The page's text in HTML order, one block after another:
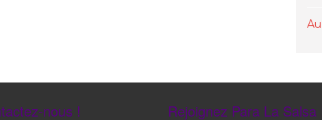
nous ! Rejoignez Para La Salsa